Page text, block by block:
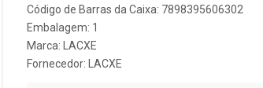
Código de Barras da Caixa: 7898395606302
Embalagem: 1
Marca:
LACXE
Fornecedor:
LACXE